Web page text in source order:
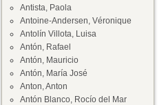
Antista, Paola
Antoine-Andersen, Véronique
Antolín Villota, Luisa
Antón, Rafael
Antón, Mauricio
Antón, María José
Anton, Anton
Antón Blanco, Rocío del Mar